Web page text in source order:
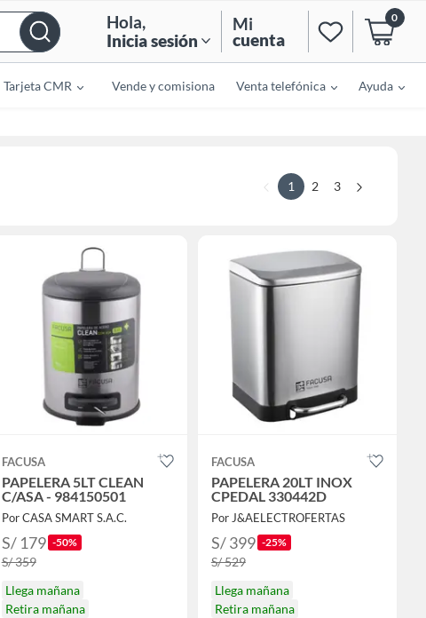
Hola,
Inicia sesión
Mi
cuenta
0
Tarjeta CMR Vende y comisiona Venta telefónica Ayuda
1 2 3
FACUSA
PAPELERA 5LT CLEAN
C/ASA - 984150501
Por CASA SMART S.A.C.
S/ 179 -50%
S/ 359
Llega mañana
Retira mañana
FACUSA
PAPELERA 20LT INOX
CPEDAL 330442D
Por J&AELECTROFERTAS
S/ 399 -25%
S/ 529
Llega mañana
Retira mañana